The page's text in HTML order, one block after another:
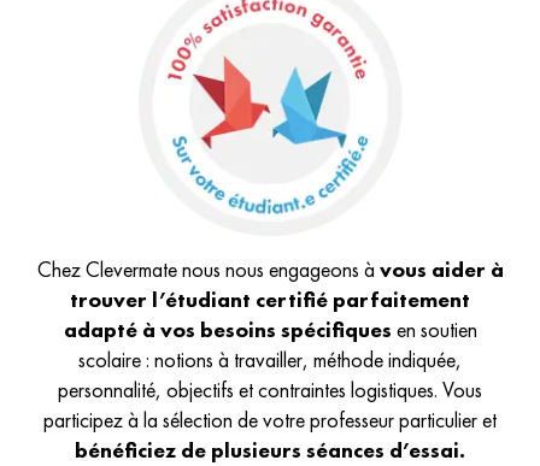
Chez Clevermate nous nous engageons à vous aider à
trouver l’étudiant certifié parfaitement
adapté à vos besoins spécifiques en soutien
scolaire : notions à travailler, méthode indiquée,
personnalité, objectifs et contraintes logistiques. Vous
participez à la sélection de votre professeur particulier et
bénéficiez de plusieurs séances d’essai.